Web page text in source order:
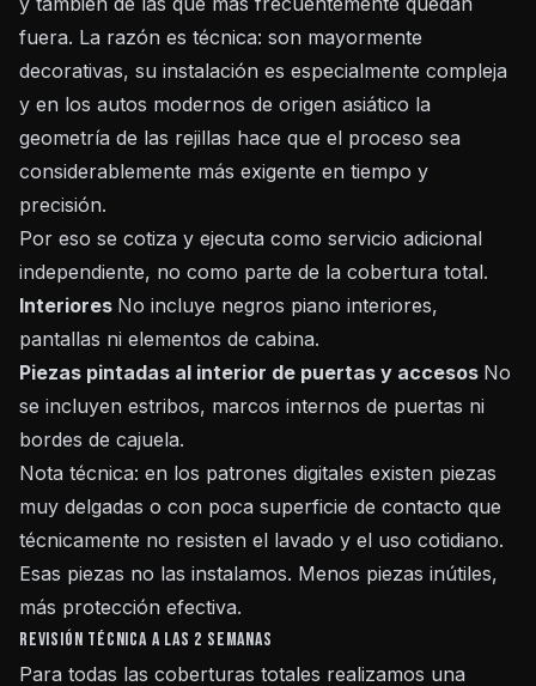
fuera. La razón es técnica: son mayormente
decorativas, su instalación es especialmente compleja
y en los autos modernos de origen asiático la
geometría de las rejillas hace que el proceso sea
considerablemente más exigente en tiempo y
precisión.
Por eso se cotiza y ejecuta como servicio adicional
independiente, no como parte de la cobertura total.
Interiores No incluye negros piano interiores,
pantallas ni elementos de cabina.
Piezas pintadas al interior de puertas y accesos No
se incluyen estribos, marcos internos de puertas ni
bordes de cajuela.
Nota técnica: en los patrones digitales existen piezas
muy delgadas o con poca superficie de contacto que
técnicamente no resisten el lavado y el uso cotidiano.
Esas piezas no las instalamos. Menos piezas inútiles,
más protección efectiva.
Revisión técnica a las 2 semanas
Para todas las coberturas totales realizamos una